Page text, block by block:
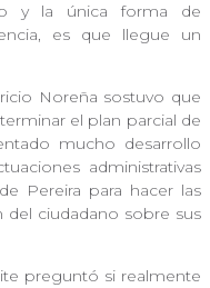
y la única forma de
es que llegue un
Noreña sostuvo que
el plan parcial de
mucho desarrollo
administrativas
Pereira para hacer las
del ciudadano sobre sus
preguntó si realmente